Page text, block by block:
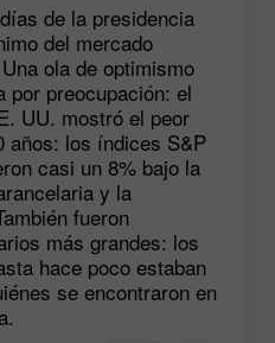
de la presidencia
del mercado
ola de optimismo
por preocupación: el
UU. mostró el peor
años: los índices S&P
casi un 8% bajo la
y la
fueron
más grandes: los
hace poco estaban
se encontraron en